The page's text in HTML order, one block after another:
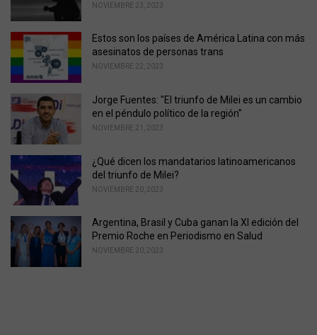
NOVIEMBRE 23, 2023
Estos son los países de América Latina con más
asesinatos de personas trans
NOVIEMBRE 22, 2023
Jorge Fuentes: "El triunfo de Milei es un cambio
en el péndulo político de la región"
NOVIEMBRE 21, 2023
¿Qué dicen los mandatarios latinoamericanos
del triunfo de Milei?
NOVIEMBRE 20, 2023
Argentina, Brasil y Cuba ganan la XI edición del
Premio Roche en Periodismo en Salud
NOVIEMBRE 20, 2023